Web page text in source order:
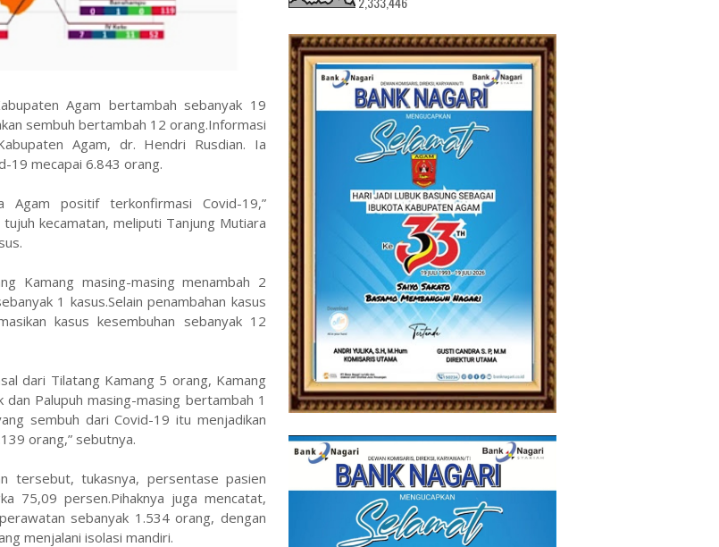
Agam bertambah sebanyak 19
sembuh bertambah 12 orang.Informasi
Agam, dr. Hendri Rusdian. Ia
19 mecapai 6.843 orang.
positif terkonfirmasi Covid-19,”
kecamatan, meliputi Tanjung Mutiara
Kamang masing-masing menambah 2
1 kasus.Selain penambahan kasus
kasus kesembuhan sebanyak 12
dari Tilatang Kamang 5 orang, Kamang
Palupuh masing-masing bertambah 1
sembuh dari Covid-19 itu menjadikan
orang,” sebutnya.
tersebut, tukasnya, persentase pasien
75,09 persen.Pihaknya juga mencatat,
sebanyak 1.534 orang, dengan
menjalani isolasi mandiri.